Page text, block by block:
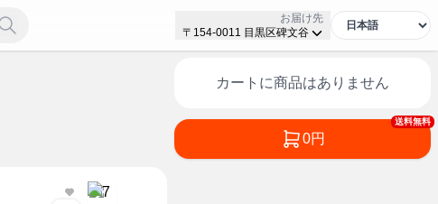
お届け先
〒154-0011 目黒区碑文谷
カートに商品はありません
送料無料
0円